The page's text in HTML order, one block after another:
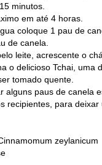
minutos.
em até 4 horas.
coloque 1 pau de
de canela.
leite, acrescente o
o delicioso Tchai, uma
tomado quente.
alguns paus de canela
recipientes, para
zeylanicum